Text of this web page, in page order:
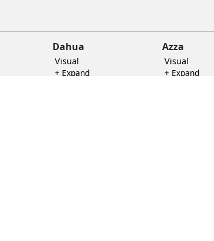
Dahua
Visual
+ Expand
Azza
Visual
+ Expand